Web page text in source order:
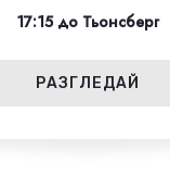
17:15 до Тьонсберг
РАЗГЛЕДАЙ